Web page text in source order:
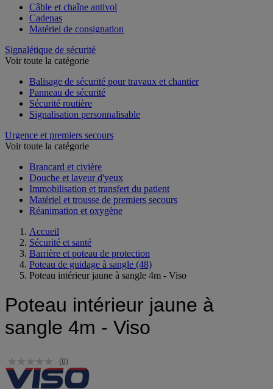
Câble et chaîne antivol
Cadenas
Matériel de consignation
Signalétique de sécurité
Voir toute la catégorie
Balisage de sécurité pour travaux et chantier
Panneau de sécurité
Sécurité routière
Signalisation personnalisable
Urgence et premiers secours
Voir toute la catégorie
Brancard et civière
Douche et laveur d'yeux
Immobilisation et transfert du patient
Matériel et trousse de premiers secours
Réanimation et oxygène
Accueil
Sécurité et santé
Barrière et poteau de protection
Poteau de guidage à sangle (48)
Poteau intérieur jaune à sangle 4m - Viso
Poteau intérieur jaune à
sangle 4m - Viso
(0)